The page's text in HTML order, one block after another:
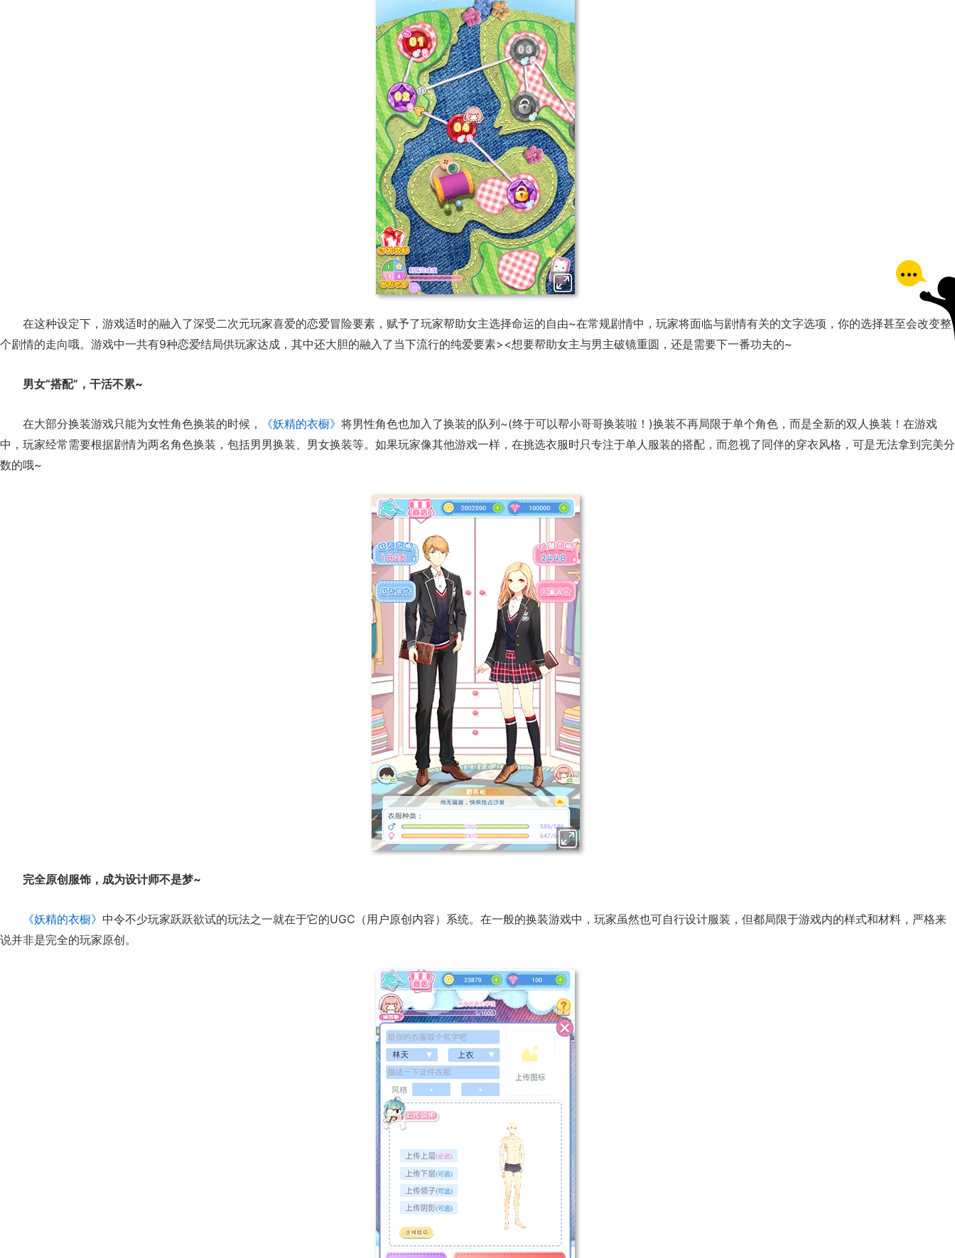
在这种设定下，游戏适时的融入了深受二次元玩家喜爱的恋爱冒险要素，赋予了玩家帮助女主选择命运的自由~在常规剧情中，玩家将面临与剧情有关的文字选项，你的选择甚至会改变整
个剧情的走向哦。游戏中一共有9种恋爱结局供玩家达成，其中还大胆的融入了当下流行的纯爱要素><想要帮助女主与男主破镜重圆，还是需要下一番功夫的~
男女“搭配”，干活不累~
在大部分换装游戏只能为女性角色换装的时候， 《妖精的衣橱》 将男性角色也加入了换装的队列~(终于可以帮小哥哥换装啦！)换装不再局限于单个角色，而是全新的双人换装！在游戏
中，玩家经常需要根据剧情为两名角色换装，包括男男换装、男女换装等。如果玩家像其他游戏一样，在挑选衣服时只专注于单人服装的搭配，而忽视了同伴的穿衣风格，可是无法拿到完美分
数的哦~
完全原创服饰，成为设计师不是梦~
《妖精的衣橱》 中令不少玩家跃跃欲试的玩法之一就在于它的UGC（用户原创内容）系统。在一般的换装游戏中，玩家虽然也可自行设计服装，但都局限于游戏内的样式和材料，严格来
说并非是完全的玩家原创。